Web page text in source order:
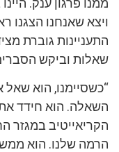
ויצא שאנחנו הצגנו
התעניינות גוברת
שאלות וביקש
“כשסיימנו, הוא שאל
השאלה. הוא חידד
הקריאייטיב במגזר
הרמה שלנו. הוא